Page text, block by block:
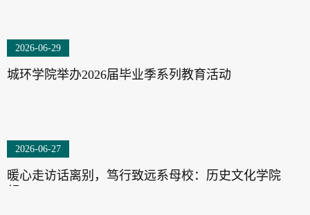
2026-06-29
城环学院举办2026届毕业季系列教育活动
2026-06-27
暖心走访话离别，笃行致远系母校：历史文化学院